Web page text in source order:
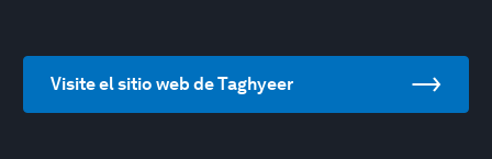
Visite el sitio web de Taghyeer